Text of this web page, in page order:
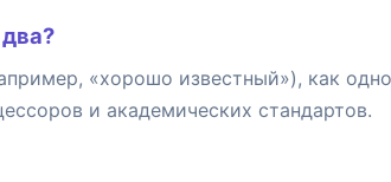
«хорошо известный»), как одно
и академических стандартов.